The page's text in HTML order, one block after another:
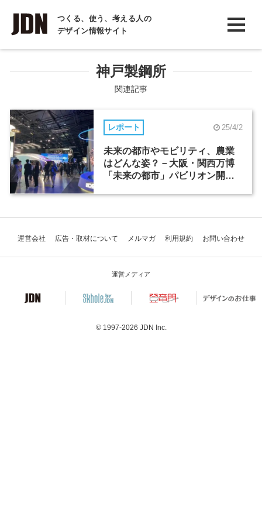
つくる、使う、考える人の
デザイン情報サイト
INTERVIEW
インタビュー
COLUMN
コラム
神戸製鋼所
関連記事
レポート 25/4/2
未来の都市やモビリティ、農業
はどんな姿？－大阪・関西万博
「未来の都市」パビリオン開幕
運営会社 広告・取材について メルマガ 利用規約 お問い合わせ
運営メディア
© 1997-2026 JDN Inc.